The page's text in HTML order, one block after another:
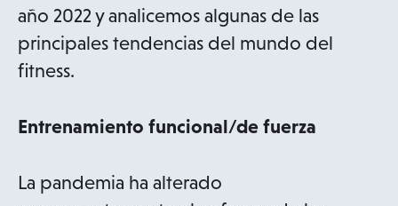
año 2022 y analicemos algunas de las
principales tendencias del mundo del
fitness.
Entrenamiento funcional/de fuerza
La pandemia ha alterado